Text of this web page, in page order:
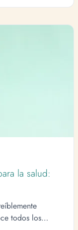
la salud:
todos los